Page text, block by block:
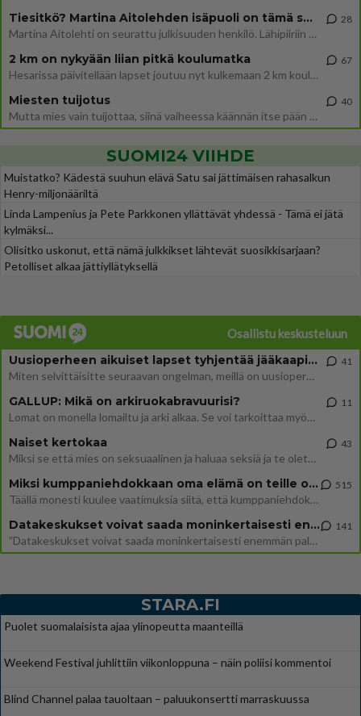
Tiesitkö? Martina Aitolehden isäpuoli on tämä suosittu laulaja
Martina Aitolehti on seurattu julkisuuden henkilö. Lähipiiriin mahtuu muitakin tunnettuja henkilöitä. Tiesitkö, että Ma
28
2 km on nykyään liian pitkä koulumatka
Hesarissa päivitellään lapset joutuu nyt kulkemaan 2 km kouluun jösses. Ruostefillarilla tuo matka menee vaikka miten äk
67
Miesten tuijotus
Mutta mies vain tuijottaa, siinä vaiheessa käännän itse pään pois. Mikä juttu? Yleensä jos joku tuijottaa tai katsoo, hä
40
SUOMI24 VIIHDE
Muistatko? Kädestä suuhun elävä Satu sai jättimäisen rahasalkun
Henry-miljonääriltä
Linda Lampenius ja Pete Parkkonen yllättävät yhdessä - Tämä ei jätä
kylmäksi...
Olisitko uskonut, että nämä julkkikset lähtevät suosikkisarjaan?
Petolliset alkaa jättiyllätyksellä
Osallistu keskusteluun
Uusioperheen aikuiset lapset tyhjentää jääkaapin käydessään
Miten selvittäisitte seuraavan ongelman, meillä on uusioperhe, minulla teini-ikäiset lapset ja puolisolla aikuiset, jotk
41
GALLUP: Mikä on arkiruokabravuurisi?
Lomat on monella lomailtu ja arki alkaa. Se voi tarkoittaa myös sitä, että grillailut on grillattu ja palataan arjen ruo
11
Naiset kertokaa
Miksi se että mies on seksuaalinen ja haluaa seksiä ja te olette hänen mielestänne haluttava on vastenmielistä? Mikä sii
43
Miksi kumppaniehdokkaan oma elämä on teille ongelma?
Täällä monesti kuulee vaatimuksia siitä, että kumppaniehdokkaalla ei saisi olla lemmikkejä, lapsia, kavereita, eksiä, su
515
Datakeskukset voivat saada moninkertaisesti enemmän palautuksia kuin mitä ne maksavat veroja
”Datakeskukset voivat saada moninkertaisesti enemmän palautuksia kuin mitä ne maksavat veroja”, sanoo professori Jussi K
141
STARA.FI
Puolet suomalaisista ajaa ylinopeutta maanteillä
Weekend Festival juhlittiin viikonloppuna – näin poliisi kommentoi
Blind Channel palaa tauoltaan – paluukonsertti marraskuussa